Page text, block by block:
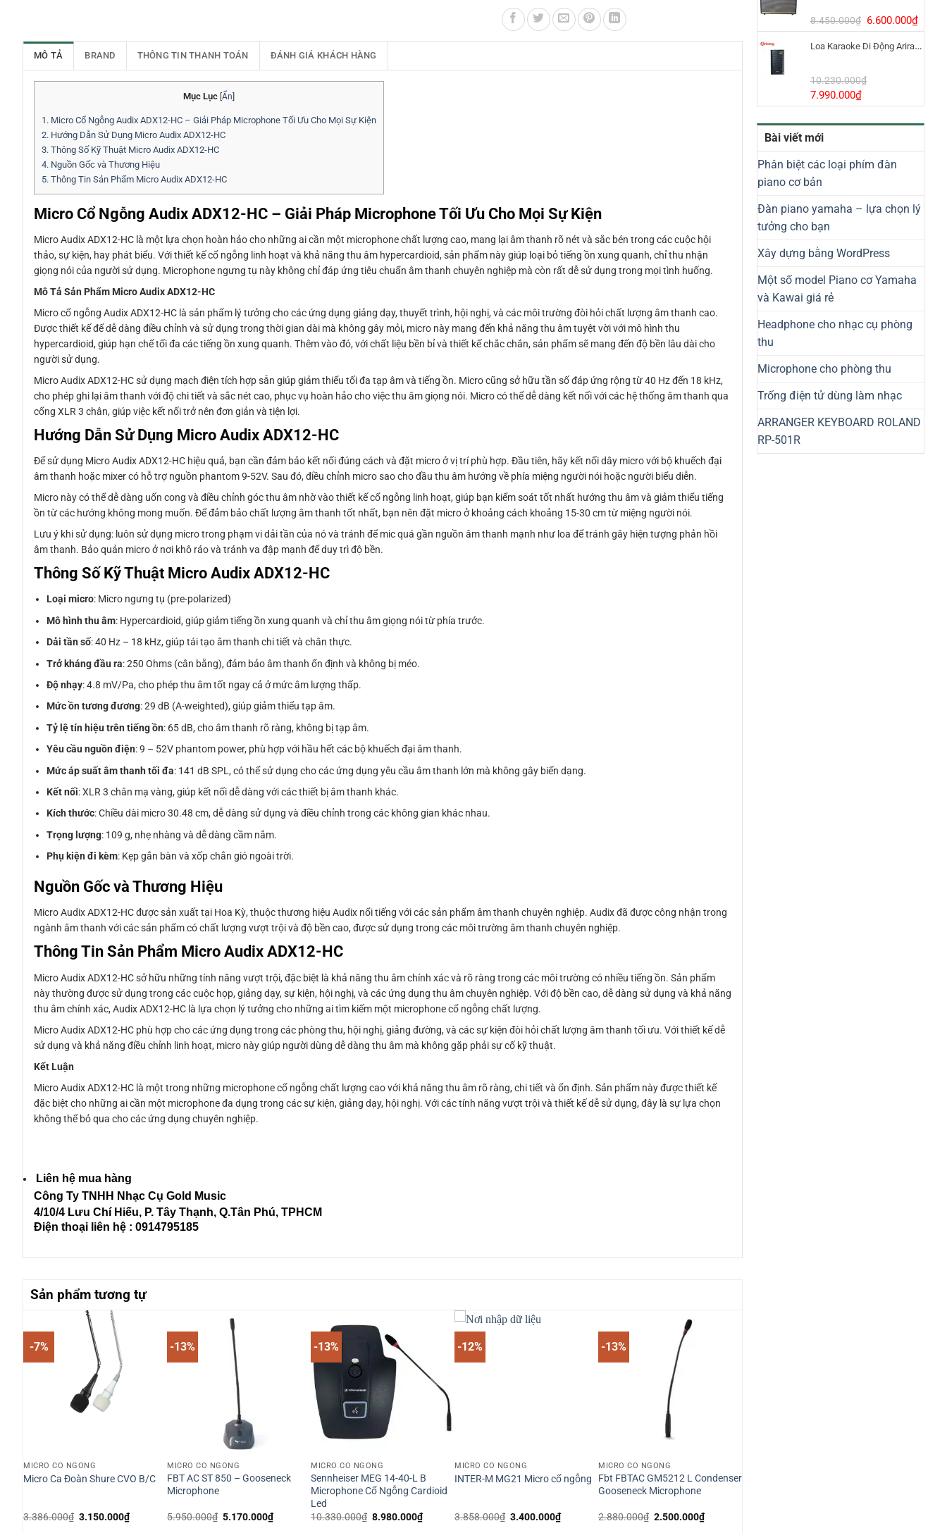
8.450.000₫ Giá
gốc
là:
6.600.000₫Giá
hiện
tại
Loa Karaoke Di Động Arirang EDGE-X Model I
10.230.000₫
Giá
gốc
là:
10.230.000₫.
7.990.000₫Giá
hiện
tại
7.990.000₫.
Bài viết mới
Phân biệt các loại phím đàn
piano cơ bản
Đàn piano yamaha – lựa chọn lý
tưởng cho bạn
Xây dựng bằng WordPress
Một số model Piano cơ Yamaha
và Kawai giá rẻ
Headphone cho nhạc cụ phòng
thu
Microphone cho phòng thu
Trống điện tử dùng làm nhạc
ARRANGER KEYBOARD ROLAND
RP-501R
MÔ TẢ BRAND THÔNG TIN THANH TOÁN ĐÁNH GIÁ KHÁCH HÀNG
Mục Lục [Ẩn]
1. Micro Cổ Ngỗng Audix ADX12-HC – Giải Pháp Microphone Tối Ưu Cho Mọi Sự Kiện
2. Hướng Dẫn Sử Dụng Micro Audix ADX12-HC
3. Thông Số Kỹ Thuật Micro Audix ADX12-HC
4. Nguồn Gốc và Thương Hiệu
5. Thông Tin Sản Phẩm Micro Audix ADX12-HC
Micro Cổ Ngỗng Audix ADX12-HC – Giải Pháp Microphone Tối Ưu Cho Mọi Sự Kiện
Micro Audix ADX12-HC là một lựa chọn hoàn hảo cho những ai cần một microphone chất lượng cao, mang lại âm thanh rõ nét và sắc bén trong các cuộc hội
thảo, sự kiện, hay phát biểu. Với thiết kế cổ ngỗng linh hoạt và khả năng thu âm hypercardioid, sản phẩm này giúp loại bỏ tiếng ồn xung quanh, chỉ thu nhận
giọng nói của người sử dụng. Microphone ngưng tụ này không chỉ đáp ứng tiêu chuẩn âm thanh chuyên nghiệp mà còn rất dễ sử dụng trong mọi tình huống.
Mô Tả Sản Phẩm Micro Audix ADX12-HC
Micro cổ ngỗng Audix ADX12-HC là sản phẩm lý tưởng cho các ứng dụng giảng dạy, thuyết trình, hội nghị, và các môi trường đòi hỏi chất lượng âm thanh cao.
Được thiết kế để dễ dàng điều chỉnh và sử dụng trong thời gian dài mà không gây mỏi, micro này mang đến khả năng thu âm tuyệt vời với mô hình thu
hypercardioid, giúp hạn chế tối đa các tiếng ồn xung quanh. Thêm vào đó, với chất liệu bền bỉ và thiết kế chắc chắn, sản phẩm sẽ mang đến độ bền lâu dài cho
người sử dụng.
Micro Audix ADX12-HC sử dụng mạch điện tích hợp sẵn giúp giảm thiểu tối đa tạp âm và tiếng ồn. Micro cũng sở hữu tần số đáp ứng rộng từ 40 Hz đến 18 kHz,
cho phép ghi lại âm thanh với độ chi tiết và sắc nét cao, phục vụ hoàn hảo cho việc thu âm giọng nói. Micro có thể dễ dàng kết nối với các hệ thống âm thanh qua
cổng XLR 3 chân, giúp việc kết nối trở nên đơn giản và tiện lợi.
Hướng Dẫn Sử Dụng Micro Audix ADX12-HC
Để sử dụng Micro Audix ADX12-HC hiệu quả, bạn cần đảm bảo kết nối đúng cách và đặt micro ở vị trí phù hợp. Đầu tiên, hãy kết nối dây micro với bộ khuếch đại
âm thanh hoặc mixer có hỗ trợ nguồn phantom 9-52V. Sau đó, điều chỉnh micro sao cho đầu thu âm hướng về phía miệng người nói hoặc người biểu diễn.
Micro này có thể dễ dàng uốn cong và điều chỉnh góc thu âm nhờ vào thiết kế cổ ngỗng linh hoạt, giúp bạn kiểm soát tốt nhất hướng thu âm và giảm thiểu tiếng
ồn từ các hướng không mong muốn. Để đảm bảo chất lượng âm thanh tốt nhất, bạn nên đặt micro ở khoảng cách khoảng 15-30 cm từ miệng người nói.
Lưu ý khi sử dụng: luôn sử dụng micro trong phạm vi dải tần của nó và tránh để mic quá gần nguồn âm thanh mạnh như loa để tránh gây hiện tượng phản hồi
âm thanh. Bảo quản micro ở nơi khô ráo và tránh va đập mạnh để duy trì độ bền.
Thông Số Kỹ Thuật Micro Audix ADX12-HC
Loại micro: Micro ngưng tụ (pre-polarized)
Mô hình thu âm: Hypercardioid, giúp giảm tiếng ồn xung quanh và chỉ thu âm giọng nói từ phía trước.
Dải tần số: 40 Hz – 18 kHz, giúp tái tạo âm thanh chi tiết và chân thực.
Trở kháng đầu ra: 250 Ohms (cân bằng), đảm bảo âm thanh ổn định và không bị méo.
Độ nhạy: 4.8 mV/Pa, cho phép thu âm tốt ngay cả ở mức âm lượng thấp.
Mức ồn tương đương: 29 dB (A-weighted), giúp giảm thiểu tạp âm.
Tỷ lệ tín hiệu trên tiếng ồn: 65 dB, cho âm thanh rõ ràng, không bị tạp âm.
Yêu cầu nguồn điện: 9 – 52V phantom power, phù hợp với hầu hết các bộ khuếch đại âm thanh.
Mức áp suất âm thanh tối đa: 141 dB SPL, có thể sử dụng cho các ứng dụng yêu cầu âm thanh lớn mà không gây biến dạng.
Kết nối: XLR 3 chân mạ vàng, giúp kết nối dễ dàng với các thiết bị âm thanh khác.
Kích thước: Chiều dài micro 30.48 cm, dễ dàng sử dụng và điều chỉnh trong các không gian khác nhau.
Trọng lượng: 109 g, nhẹ nhàng và dễ dàng cầm nắm.
Phụ kiện đi kèm: Kẹp gắn bàn và xốp chắn gió ngoài trời.
Nguồn Gốc và Thương Hiệu
Micro Audix ADX12-HC được sản xuất tại Hoa Kỳ, thuộc thương hiệu Audix nổi tiếng với các sản phẩm âm thanh chuyên nghiệp. Audix đã được công nhận trong
ngành âm thanh với các sản phẩm có chất lượng vượt trội và độ bền cao, được sử dụng trong các môi trường âm thanh chuyên nghiệp.
Thông Tin Sản Phẩm Micro Audix ADX12-HC
Micro Audix ADX12-HC sở hữu những tính năng vượt trội, đặc biệt là khả năng thu âm chính xác và rõ ràng trong các môi trường có nhiều tiếng ồn. Sản phẩm
này thường được sử dụng trong các cuộc họp, giảng dạy, sự kiện, hội nghị, và các ứng dụng thu âm chuyên nghiệp. Với độ bền cao, dễ dàng sử dụng và khả năng
thu âm chính xác, Audix ADX12-HC là lựa chọn lý tưởng cho những ai tìm kiếm một microphone cổ ngỗng chất lượng.
Micro Audix ADX12-HC phù hợp cho các ứng dụng trong các phòng thu, hội nghị, giảng đường, và các sự kiện đòi hỏi chất lượng âm thanh tối ưu. Với thiết kế dễ
sử dụng và khả năng điều chỉnh linh hoạt, micro này giúp người dùng dễ dàng thu âm mà không gặp phải sự cố kỹ thuật.
Kết Luận
Micro Audix ADX12-HC là một trong những microphone cổ ngỗng chất lượng cao với khả năng thu âm rõ ràng, chi tiết và ổn định. Sản phẩm này được thiết kế
đặc biệt cho những ai cần một microphone đa dụng trong các sự kiện, giảng dạy, hội nghị. Với các tính năng vượt trội và thiết kế dễ sử dụng, đây là sự lựa chọn
không thể bỏ qua cho các ứng dụng chuyên nghiệp.
Liên hệ mua hàng
Công Ty TNHH Nhạc Cụ Gold Music
4/10/4 Lưu Chí Hiếu, P. Tây Thạnh, Q.Tân Phú, TPHCM
Điện thoại liên hệ : 0914795185
Sản phẩm tương tự
-7%
MICRO CỔ NGỖNG
Micro Ca Đoàn Shure CVO B/C
3.386.000₫ Giá
3.150.000₫Giá
hiện
-13%
MICRO CỔ NGỖNG
FBT AC ST 850 – Gooseneck
Microphone
5.950.000₫ Giá
5.170.000₫Giá
hiện
-13%
MICRO CỔ NGỖNG
Sennheiser MEG 14-40-L B
Microphone Cổ Ngỗng Cardioid
Led
10.330.000₫ Giá
8.980.000₫Giá
hiện
-12%
MICRO CỔ NGỖNG
INTER-M MG21 Micro cổ ngỗng
3.858.000₫ Giá
3.400.000₫Giá
hiện
-13%
MICRO CỔ NGỖNG
Fbt FBTAC GM5212 L Condenser
Gooseneck Microphone
2.880.000₫ Giá
2.500.000₫Giá
hiện